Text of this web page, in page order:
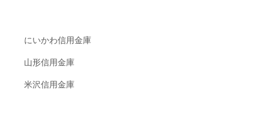
にいかわ信用金庫
山形信用金庫
米沢信用金庫